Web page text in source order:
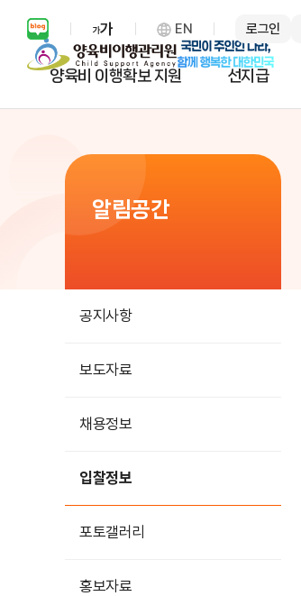
보통 화면 확대 설정 열기
EN 로그인
양육비 이행확보 지원 선지급
알림공간
공지사항
보도자료
채용정보
입찰정보
포토갤러리
홍보자료